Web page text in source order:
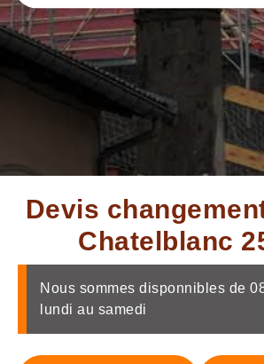
Devis
Chatelblanc
Nous sommes disponnibles de
lundi au samedi